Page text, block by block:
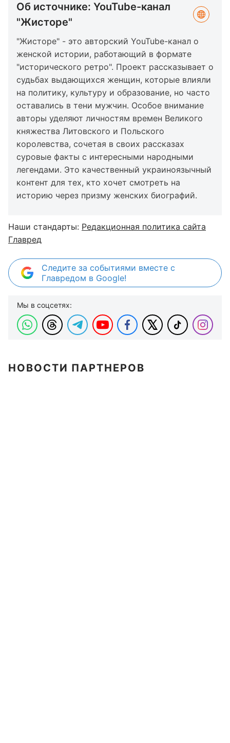
Об источнике: YouTube-канал
"Жисторе"
"Жисторе" - это авторский YouTube-канал о
женской истории, работающий в формате
"исторического ретро". Проект рассказывает о
судьбах выдающихся женщин, которые влияли
на политику, культуру и образование, но часто
оставались в тени мужчин. Особое внимание
авторы уделяют личностям времен Великого
княжества Литовского и Польского
королевства, сочетая в своих рассказах
суровые факты с интересными народными
легендами. Это качественный украиноязычный
контент для тех, кто хочет смотреть на
историю через призму женских биографий.
Наши стандарты: Редакционная политика сайта
Главред
Следите за событиями вместе с
Главредом в Google!
Мы в соцсетях:
НОВОСТИ ПАРТНЕРОВ